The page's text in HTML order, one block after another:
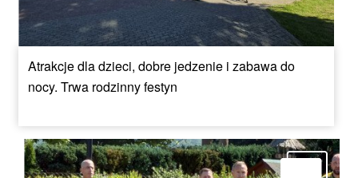
Atrakcje dla dzieci, dobre jedzenie i zabawa do
nocy. Trwa rodzinny festyn